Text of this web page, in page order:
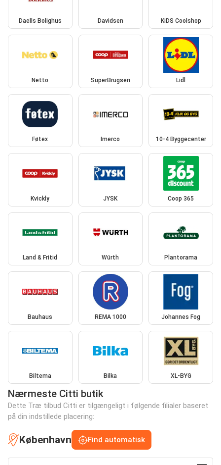
Daells Bolighus Davidsen KiDS Coolshop
Netto SuperBrugsen Lidl
Føtex Imerco 10-4 Byggecenter
Kvickly JYSK Coop 365
Land & Fritid Würth Plantorama
Bauhaus REMA 1000 Johannes Fog
Biltema Bilka XL-BYG
Nærmeste Citti butik
Dette Træ tilbud Citti er tilgængeligt i følgende filialer baseret
på din indstillede placering:
København Find automatisk